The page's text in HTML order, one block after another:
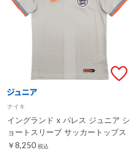
ナイキ
イングランド x パレス ジュニア シ
ョートスリーブ サッカートップス
￥8,250 税込